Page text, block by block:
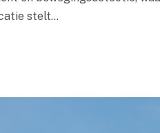
stelt…